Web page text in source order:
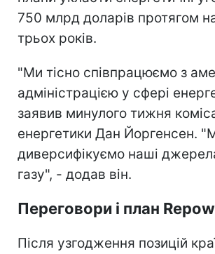
750 млрд доларів протягом
трьох років.
"Ми тісно співпрацюємо з
адміністрацією у сфері
заявив минулого тижня
енергетики Дан Йоргенсен.
диверсифікуємо наші
газу", - додав він.
Переговори і план
Після узгодження позицій